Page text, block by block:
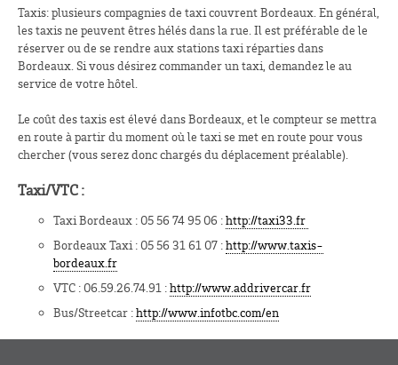
Taxis: plusieurs compagnies de taxi couvrent Bordeaux. En général,
les taxis ne peuvent êtres hélés dans la rue. Il est préférable de le
réserver ou de se rendre aux stations taxi réparties dans
Bordeaux. Si vous désirez commander un taxi, demandez le au
service de votre hôtel.
Le coût des taxis est élevé dans Bordeaux, et le compteur se mettra
en route à partir du moment où le taxi se met en route pour vous
chercher (vous serez donc chargés du déplacement préalable).
Taxi/VTC :
Taxi Bordeaux : 05 56 74 95 06 :http://taxi33.fr
Bordeaux Taxi : 05 56 31 61 07 :http://www.taxis-
bordeaux.fr
VTC : 06.59.26.74.91 :http://www.addrivercar.fr
Bus/Streetcar :http://www.infotbc.com/en